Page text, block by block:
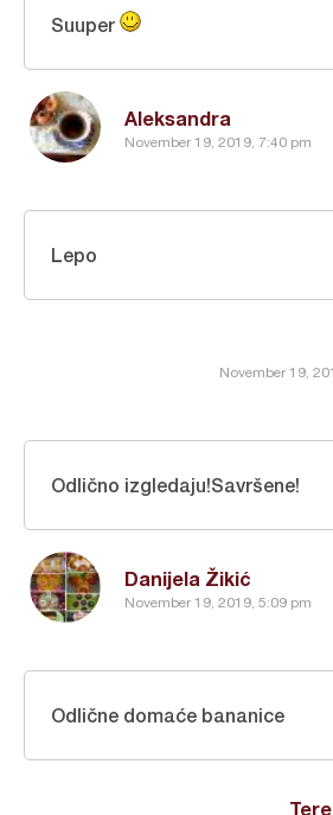
Aleksandra
November 19, 2019, 7:40 pm
Suuper
November 19,
Lepo
Danijela Žikić
November 19, 2019, 5:09 pm
Odlično izgledaju!Savršene!
Odlične domaće bananice